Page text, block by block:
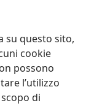
su questo sito,
cookie
possono
l’utilizzo
di
istigava alla
interessante
sentire
dell’auto
pietre. Un